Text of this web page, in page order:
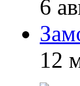
6
12